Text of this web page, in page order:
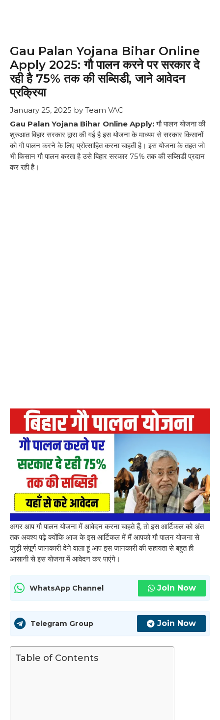
Gau Palan Yojana Bihar Online
Apply 2025: गौ पालन करने पर सरकार दे
रही है 75% तक की सब्सिडी, जाने आवेदन
प्रक्रिया
January 25, 2025 by Team VAC
Gau Palan Yojana Bihar Online Apply:गौ पालन योजना की
शुरुआत बिहार सरकार द्वारा की गई है इस योजना के माध्यम से सरकार किसानों
को गौ पालन करने के लिए प्रोत्साहित करना चाहती है। इस योजना के तहत जो
भी किसान गौ पालन करता है उसे बिहार सरकार 75% तक की सब्सिडी प्रदान
कर रही है।
अगर आप गौ पालन योजना में आवेदन करना चाहते हैं, तो इस आर्टिकल को अंत
तक अवश्य पढ़े क्योंकि आज के इस आर्टिकल में मैं आपको गौ पालन योजना से
जुड़ी संपूर्ण जानकारी देने वाला हूं आप इस जानकारी की सहायता से बहुत ही
आसानी से इस योजना में आवेदन कर पाएंगे।
WhatsApp Channel Join Now
Telegram Group Join Now
Table of Contents